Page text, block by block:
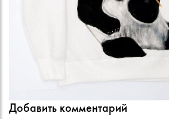
Добавить комментарий